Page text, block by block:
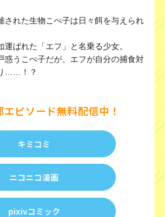
された生物こぺ子は日々餌を与えられ
ばれた「エフ」と名乗る少女。
惑うこぺ子だが、エフが自分の捕食対
……！？
ピソード無料配信中！
キミコミ
ニコニコ漫画
pixivコミック